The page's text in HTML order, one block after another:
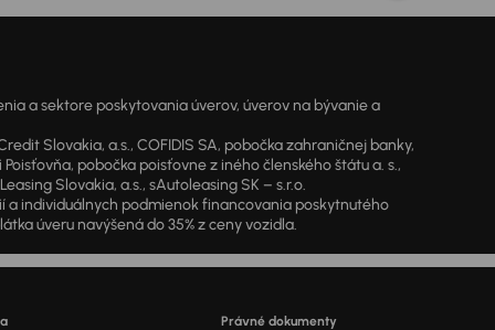
a sektore poskytovania úverov, úverov na bývanie a
Slovakia, a.s., COFIDIS SA, pobočka zahraničnej banky,
pobočka poisťovne z iného členského štátu a. s.,
Slovakia, a.s., sAutoleasing SK – s.r.o.
a individuálnych podmienok financovania poskytnutého
úveru navýšená do 35% z ceny vozidla.
Právné dokumenty